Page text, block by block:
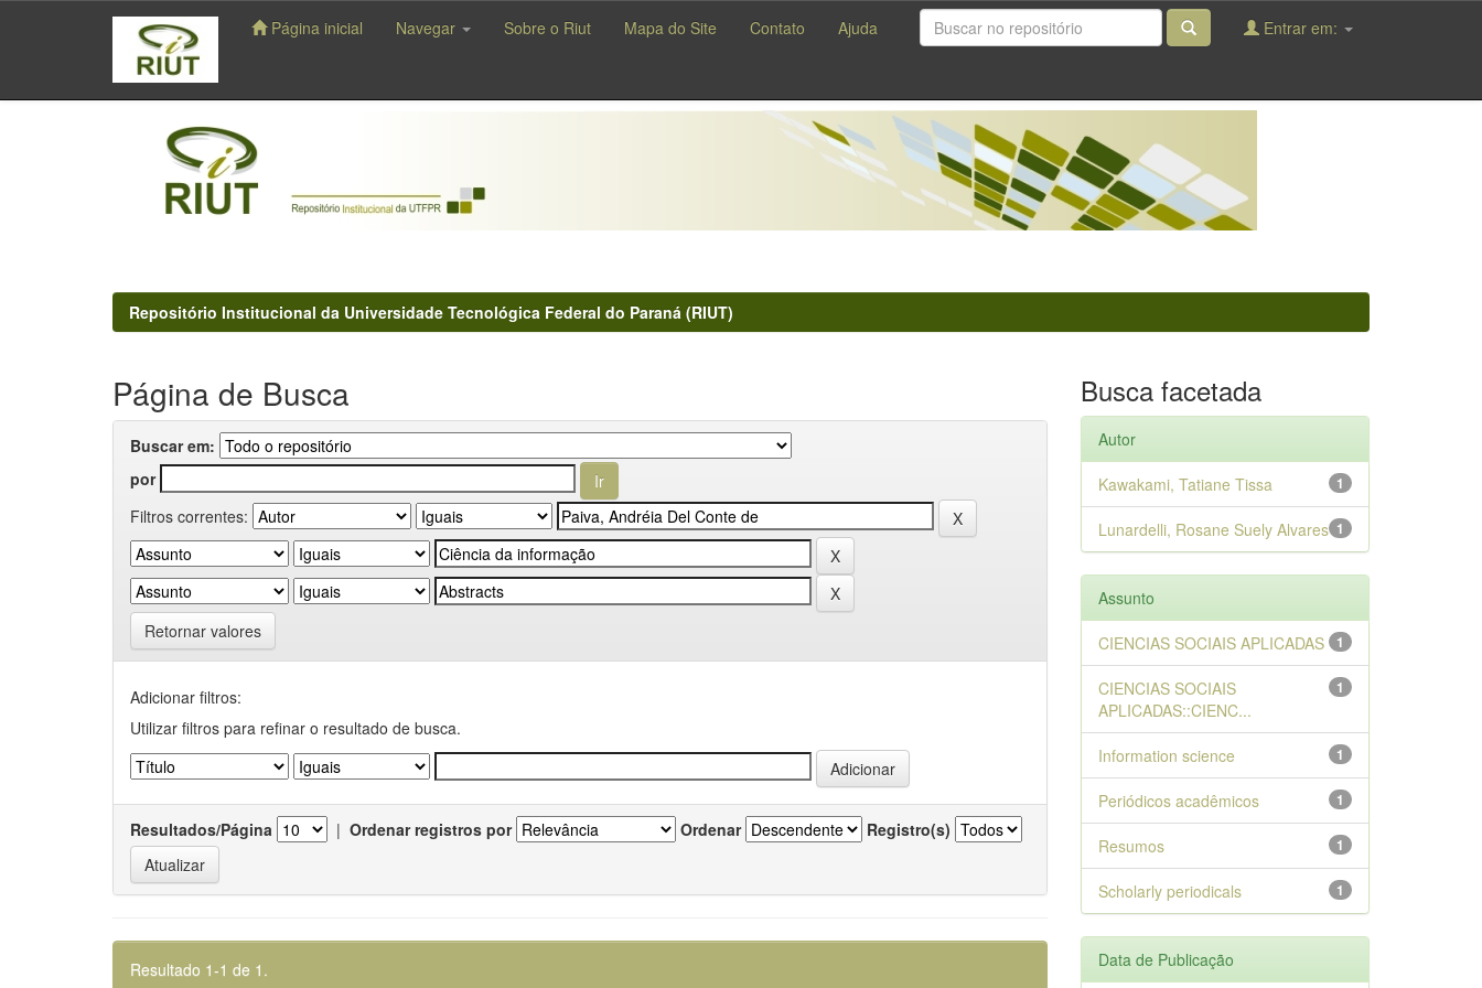
navigation
Página inicial Navegar Sobre o Riut Mapa do Site Contato Ajuda Entrar em:
Repositório Institucional da Universidade Tecnológica Federal do Paraná (RIUT)
Página de Busca
Buscar em:
por
Filtros correntes:
Retornar valores
Adicionar filtros:
Utilizar filtros para refinar o resultado de busca.
Resultados/Página | Ordenar registros por Ordenar Registro(s)
Resultado 1-1 de 1.
Busca facetada
Autor
1
Kawakami, Tatiane Tissa
1
Lunardelli, Rosane Suely Alvares
Assunto
1
CIENCIAS SOCIAIS APLICADAS
1
CIENCIAS SOCIAIS
APLICADAS::CIENC...
1
Information science
1
Periódicos acadêmicos
1
Resumos
1
Scholarly periodicals
Data de Publicação